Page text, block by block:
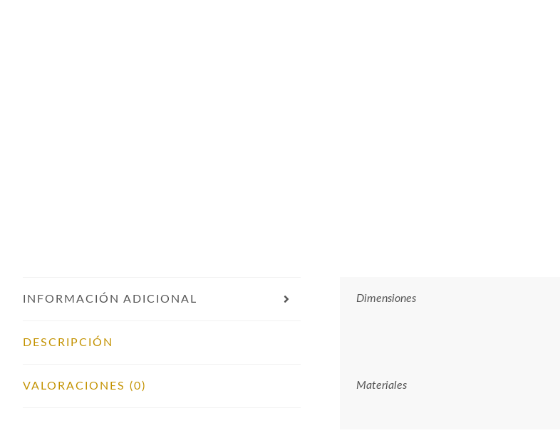
INFORMACIÓN ADICIONAL
DESCRIPCIÓN
VALORACIONES (0)
Dimensiones
Materiales